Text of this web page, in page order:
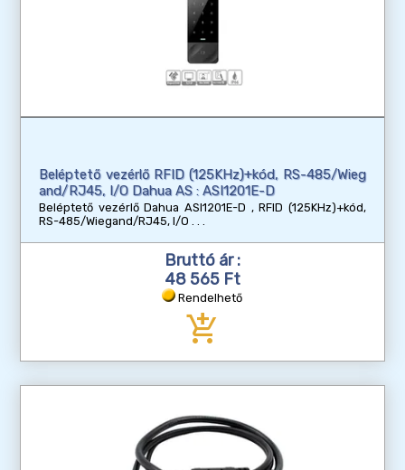
Beléptető vezérlő RFID (125KHz)+kód, RS-485/Wieg
and/RJ45, I/O Dahua AS : ASI1201E-D
Beléptető vezérlő Dahua ASI1201E-D , RFID (125KHz)+kód,
RS-485/Wiegand/RJ45, I/O
Bruttó ár :
48 565 Ft
Rendelhető
add_shopping_cart